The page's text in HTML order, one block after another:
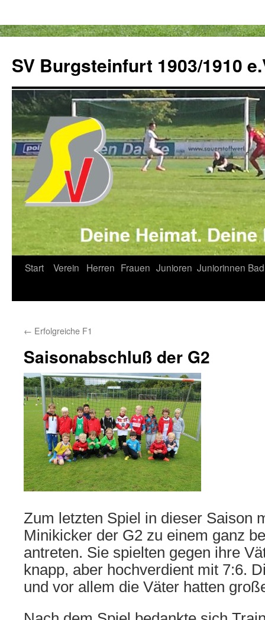
springen
SV Burgsteinfurt 1903/1910
Start Verein Herren Frauen Junioren Juniorinnen
← Erfolgreiche F1
Saisonabschluß der G2
Zum letzten Spiel in dieser Saison
Minikicker der G2 zu einem ganz
antreten. Sie spielten gegen ihre
knapp, aber hochverdient mit 7:6.
und vor allem die Väter hatten